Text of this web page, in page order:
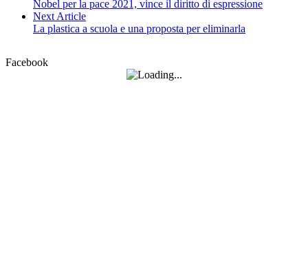
Nobel per la pace 2021, vince il diritto di espressione
Next Article
La plastica a scuola e una proposta per eliminarla
Facebook